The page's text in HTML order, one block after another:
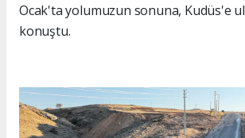
Ocak'ta yolumuzun sonuna, Kudüs'e
konuştu.